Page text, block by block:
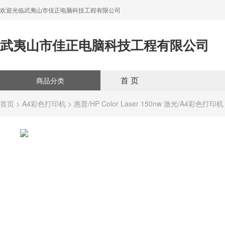
欢迎光临武夷山市佳正电脑科技工程有限公司
武夷山市佳正电脑科技工程有限公司
商品分类 首 页
首页 > A4彩色打印机 > 惠普/HP Color Laser 150nw 激光/A4彩色打印机